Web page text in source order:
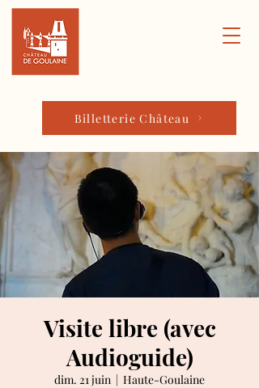
Billetterie Château
Visite libre (avec
Audioguide)
dim. 21 juin
  |
Haute-Goulaine